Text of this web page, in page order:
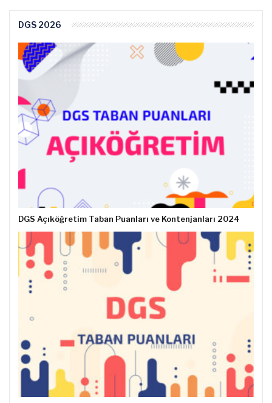
DGS 2026
DGS Açıköğretim Taban Puanları ve Kontenjanları 2024